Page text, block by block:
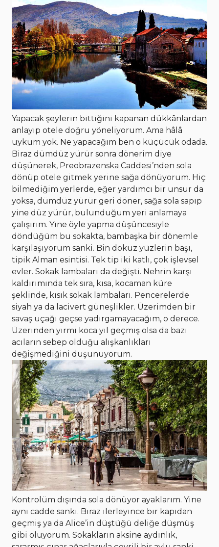
Yapacak şeylerin bittiğini kapanan dükkânlardan
anlayıp otele doğru yöneliyorum. Ama hâlâ
uykum yok. Ne yapacağım ben o küçücük odada.
Biraz dümdüz yürür sonra dönerim diye
düşünerek, Preobrazenska Caddesi’nden sola
dönüp otele gitmek yerine sağa dönüyorum. Hiç
bilmediğim yerlerde, eğer yardımcı bir unsur da
yoksa, dümdüz yürür geri döner, sağa sola sapıp
yine düz yürür, bulunduğum yeri anlamaya
çalışırım. Yine öyle yapma düşüncesiyle
döndüğüm bu sokakta, bambaşka bir dönemle
karşılaşıyorum sanki. Bin dokuz yüzlerin başı,
tipik Alman esintisi. Tek tip iki katlı, çok işlevsel
evler. Sokak lambaları da değişti. Nehrin karşı
kaldırımında tek sıra, kısa, kocaman küre
şeklinde, kısık sokak lambaları. Pencerelerde
siyah ya da lacivert güneşlikler. Üzerimden bir
savaş uçağı geçse yadırgamayacağım, o derece.
Üzerinden yirmi koca yıl geçmiş olsa da bazı
acıların sebep olduğu alışkanlıkları
değişmediğini düşünüyorum.
Kontrolüm dışında sola dönüyor ayaklarım. Yine
aynı cadde sanki. Biraz ilerleyince bir kapıdan
geçmiş ya da Alice’in düştüğü deliğe düşmüş
gibi oluyorum. Sokakların aksine aydınlık,